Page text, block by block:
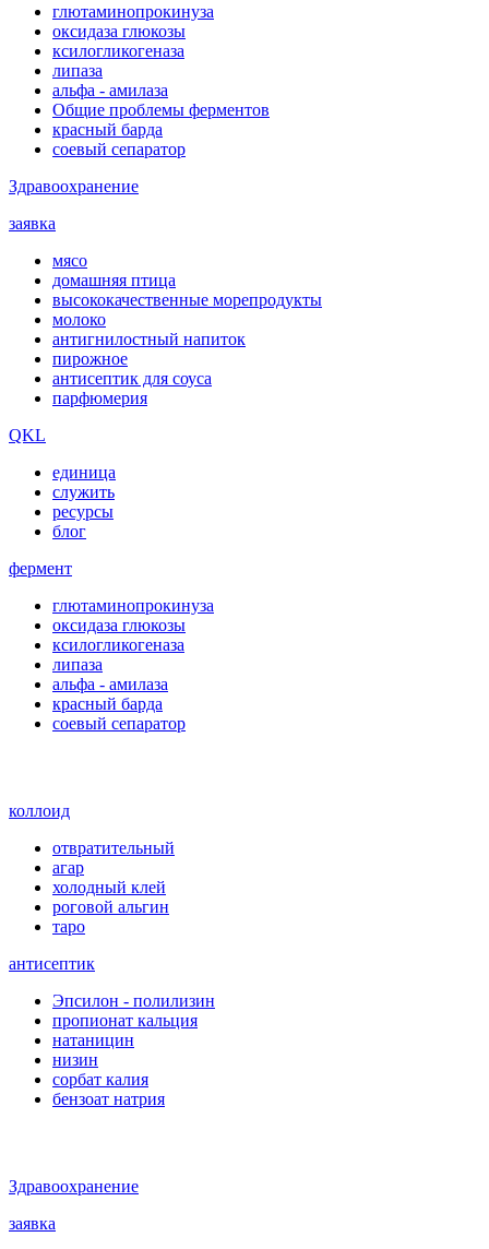
глютаминопрокинуза
оксидаза глюкозы
ксилогликогеназа
липаза
альфа - амилаза
Общие проблемы ферментов
красный барда
соевый сепаратор
Здравоохранение
заявка
мясо
домашняя птица
высококачественные морепродукты
молоко
антигнилостный напиток
пирожное
антисептик для соуса
парфюмерия
QKL
единица
служить
ресурсы
блог
фермент
глютаминопрокинуза
оксидаза глюкозы
ксилогликогеназа
липаза
альфа - амилаза
красный барда
соевый сепаратор
коллоид
отвратительный
агар
холодный клей
роговой альгин
таро
антисептик
Эпсилон - полилизин
пропионат кальция
натаницин
низин
сорбат калия
бензоат натрия
Здравоохранение
заявка